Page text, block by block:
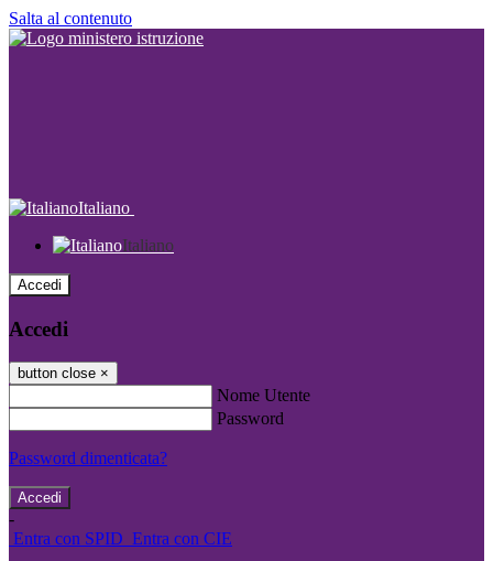
Salta al contenuto
Italiano
Italiano
Accedi
Accedi
button close ×
Nome Utente
Password
Password dimenticata?
-
Entra con SPID Entra con CIE